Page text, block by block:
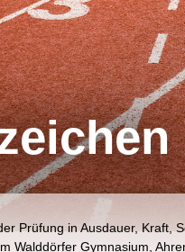
Prüfung in Ausdauer, Kraft,
Walddörfer Gymnasium,